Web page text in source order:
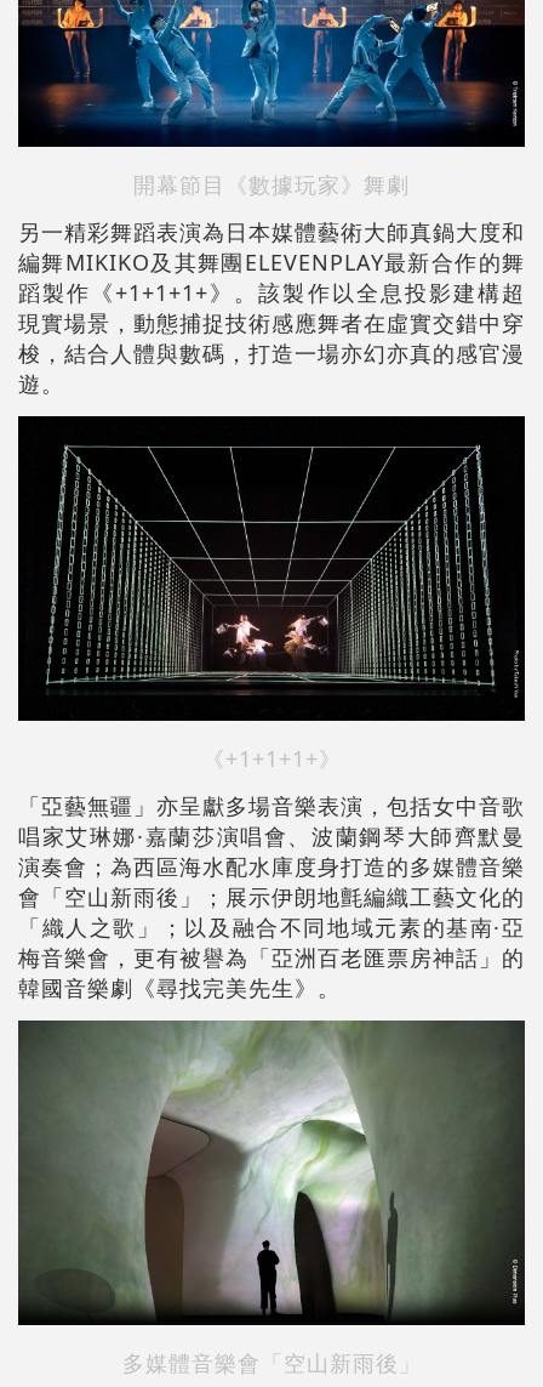
開幕節目《數據玩家》舞劇
另一精彩舞蹈表演為日本媒體藝術大師真鍋大度和
編舞MIKIKO及其舞團ELEVENPLAY最新合作的舞
蹈製作《+1+1+1+》。該製作以全息投影建構超
現實場景，動態捕捉技術感應舞者在虛實交錯中穿
梭，結合人體與數碼，打造一場亦幻亦真的感官漫
遊。
《+1+1+1+》
「亞藝無疆」亦呈獻多場音樂表演，包括女中音歌
唱家艾琳娜·嘉蘭莎演唱會、波蘭鋼琴大師齊默曼
演奏會；為西區海水配水庫度身打造的多媒體音樂
會「空山新雨後」；展示伊朗地氈編織工藝文化的
「織人之歌」；以及融合不同地域元素的基南·亞
梅音樂會，更有被譽為「亞洲百老匯票房神話」的
韓國音樂劇《尋找完美先生》。
多媒體音樂會「空山新雨後」